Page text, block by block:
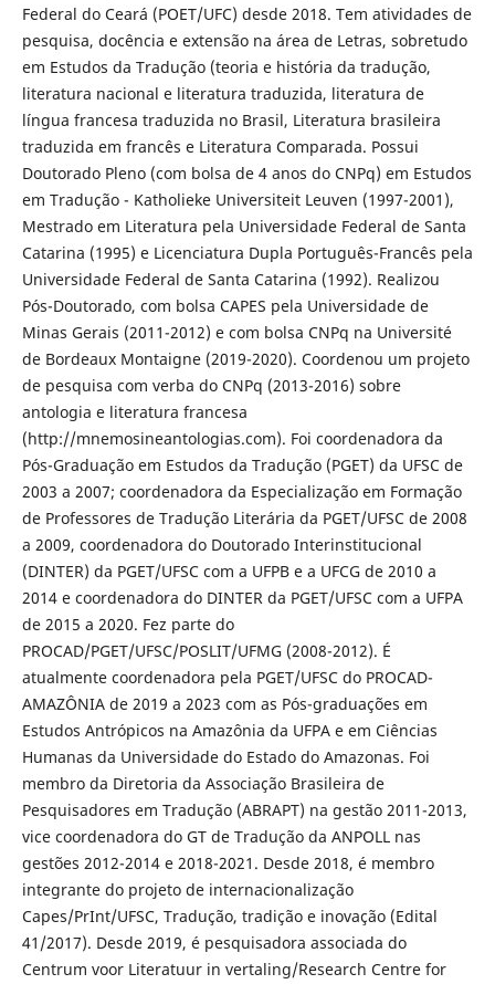
Federal do Ceará (POET/UFC) desde 2018. Tem atividades de
pesquisa, docência e extensão na área de Letras, sobretudo
em Estudos da Tradução (teoria e história da tradução,
literatura nacional e literatura traduzida, literatura de
língua francesa traduzida no Brasil, Literatura brasileira
traduzida em francês e Literatura Comparada. Possui
Doutorado Pleno (com bolsa de 4 anos do CNPq) em Estudos
em Tradução - Katholieke Universiteit Leuven (1997-2001),
Mestrado em Literatura pela Universidade Federal de Santa
Catarina (1995) e Licenciatura Dupla Português-Francês pela
Universidade Federal de Santa Catarina (1992). Realizou
Pós-Doutorado, com bolsa CAPES pela Universidade de
Minas Gerais (2011-2012) e com bolsa CNPq na Université
de Bordeaux Montaigne (2019-2020). Coordenou um projeto
de pesquisa com verba do CNPq (2013-2016) sobre
antologia e literatura francesa
(http://mnemosineantologias.com). Foi coordenadora da
Pós-Graduação em Estudos da Tradução (PGET) da UFSC de
2003 a 2007; coordenadora da Especialização em Formação
de Professores de Tradução Literária da PGET/UFSC de 2008
a 2009, coordenadora do Doutorado Interinstitucional
(DINTER) da PGET/UFSC com a UFPB e a UFCG de 2010 a
2014 e coordenadora do DINTER da PGET/UFSC com a UFPA
de 2015 a 2020. Fez parte do
PROCAD/PGET/UFSC/POSLIT/UFMG (2008-2012). É
atualmente coordenadora pela PGET/UFSC do PROCAD-
AMAZÔNIA de 2019 a 2023 com as Pós-graduações em
Estudos Antrópicos na Amazônia da UFPA e em Ciências
Humanas da Universidade do Estado do Amazonas. Foi
membro da Diretoria da Associação Brasileira de
Pesquisadores em Tradução (ABRAPT) na gestão 2011-2013,
vice coordenadora do GT de Tradução da ANPOLL nas
gestões 2012-2014 e 2018-2021. Desde 2018, é membro
integrante do projeto de internacionalização
Capes/PrInt/UFSC, Tradução, tradição e inovação (Edital
41/2017). Desde 2019, é pesquisadora associada do
Centrum voor Literatuur in vertaling/Research Centre for